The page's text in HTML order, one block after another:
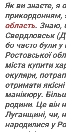
Як ви знаєте, я
прикордонням,
область. Знаю,
Свердловськ
бо часто були у
Ростовської
міста купити
окуляри,
отримати
манікюру.
родини. Це він
Луганщині, чи,
народилися у